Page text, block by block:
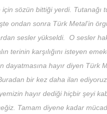
için sözün bittiği yerdi. Tutanağı
ondan sonra Türk Metal’in
sesler yükseldi. O sesler
terinin karşılığını isteyen
dayatmasına hayır diyen Türk
bir kez daha ilan
hayır dediği hiçbir şeyi
Tamam diyene kadar